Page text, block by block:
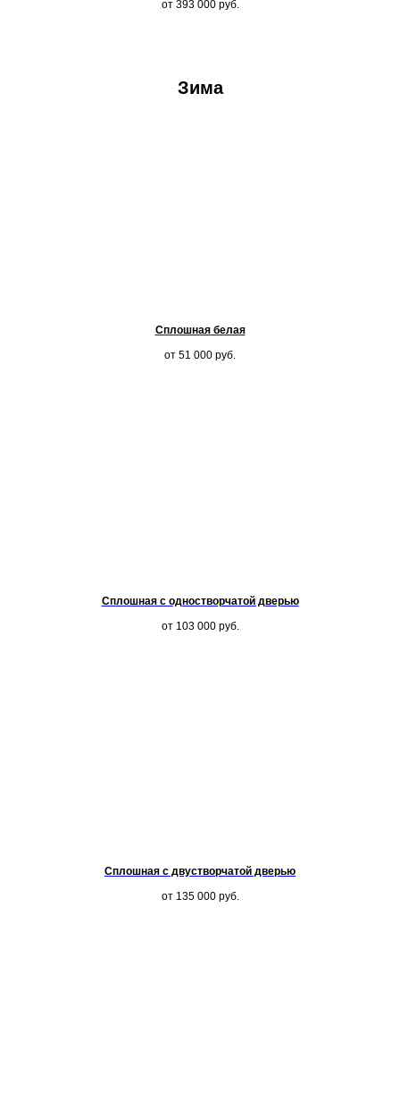
от 393 000 руб.
Зима
Сплошная белая
от 51 000 руб.
Сплошная с одностворчатой дверью
от 103 000 руб.
Сплошная с двустворчатой дверью
от 135 000 руб.